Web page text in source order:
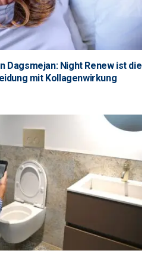
Dagsmejan: Night Renew ist die
mit Kollagenwirkung